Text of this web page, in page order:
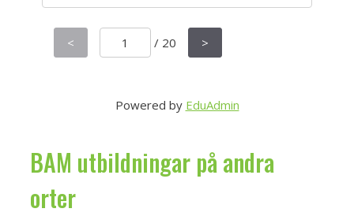
< / 20 >
Powered by EduAdmin
BAM utbildningar på andra
orter